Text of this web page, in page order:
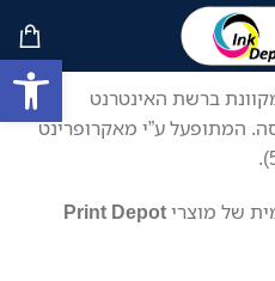
ברשת האינטרנט
המתופעל ע”י מאקרופרינט
של מוצריPrint Depot
פתח